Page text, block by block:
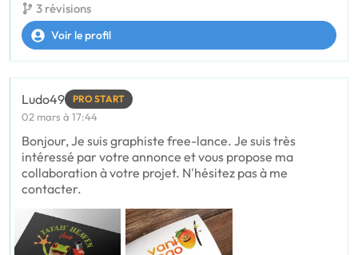
3 révisions
Voir le profil
Ludo49 PRO START
02 mars à 17:44
Bonjour, Je suis graphiste free-lance. Je suis très
intéressé par votre annonce et vous propose ma
collaboration à votre projet. N'hésitez pas à me
contacter.